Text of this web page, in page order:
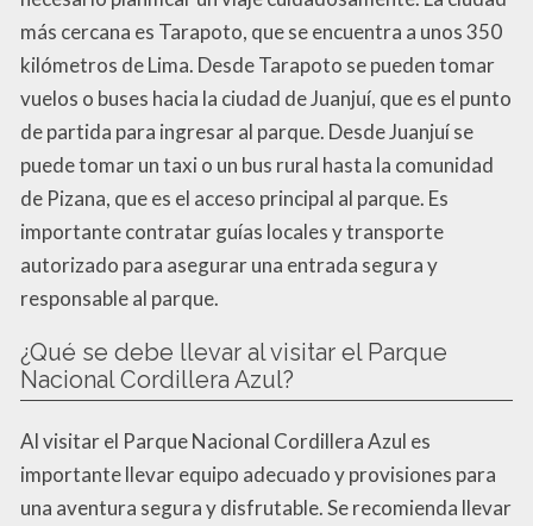
más cercana es Tarapoto, que se encuentra a unos 350
kilómetros de Lima. Desde Tarapoto se pueden tomar
vuelos o buses hacia la ciudad de Juanjuí, que es el punto
de partida para ingresar al parque. Desde Juanjuí se
puede tomar un taxi o un bus rural hasta la comunidad
de Pizana, que es el acceso principal al parque. Es
importante contratar guías locales y transporte
autorizado para asegurar una entrada segura y
responsable al parque.
¿Qué se debe llevar al visitar el Parque
Nacional Cordillera Azul?
Al visitar el Parque Nacional Cordillera Azul es
importante llevar equipo adecuado y provisiones para
una aventura segura y disfrutable. Se recomienda llevar